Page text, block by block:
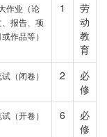
作业（论
、报告、项
或作品等）
1
劳
动
教
育
（闭卷） 2
必
修
（开卷） 6
必
修